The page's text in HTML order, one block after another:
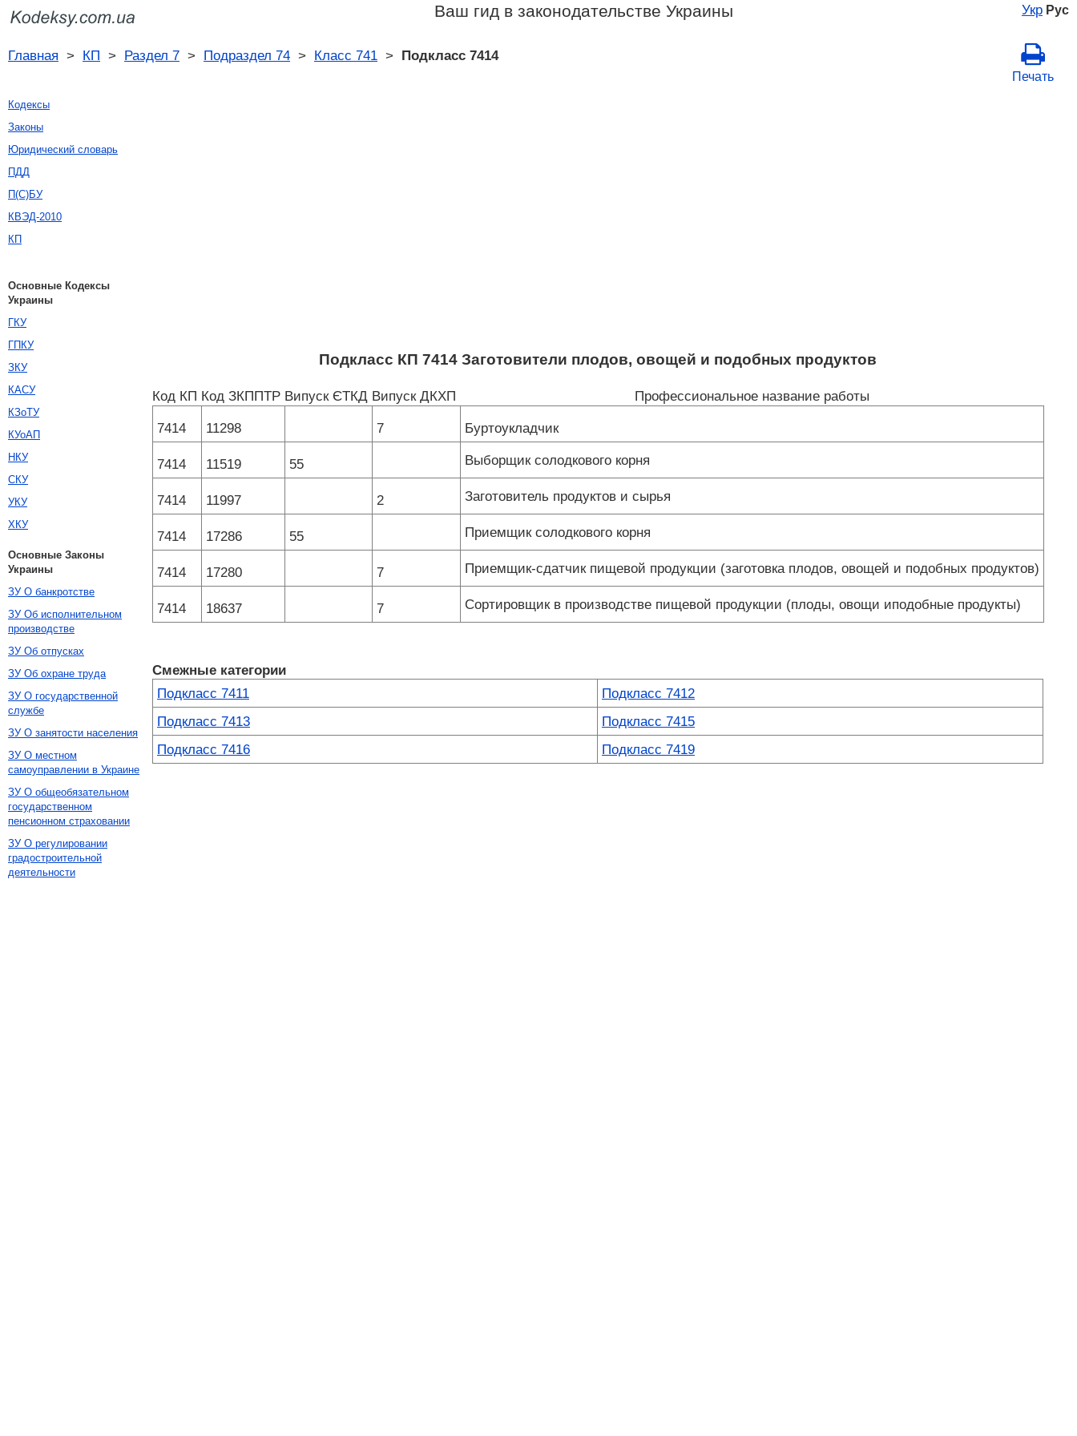
Укр Рус
Ваш гид в законодательстве Украины
Главная > КП > Раздел 7 > Подраздел 74 > Класс 741 > Подкласс 7414
Печать
Подкласс КП 7414 Заготовители плодов, овощей и подобных продуктов
Код КП Код ЗКППТР Випуск ЄТКД Випуск ДКХП
Профессиональное название работы
7414
11298 7 Буртоукладчик
7414 11519 55 Выборщик солодкового корня
7414 11997 2 Заготовитель продуктов и сырья
7414 17286 55 Приемщик солодкового корня
7414 17280 7 Приемщик-сдатчик пищевой продукции (заготовка плодов, овощей и подобных продуктов)
7414 18637 7 Сортировщик в производстве пищевой продукции (плоды, овощи иподобные продукты)
Смежные категории
Подкласс 7411
Подкласс 7412
Подкласс 7413
Подкласс 7415
Подкласс 7416
Подкласс 7419
Кодексы
Законы
Юридический словарь
ПДД
П(С)БУ
КВЭД-2010
КП
Основные Кодексы
Украины
ГКУ
ГПКУ
ЗКУ
КАСУ
КЗоТУ
КУоАП
НКУ
СКУ
УКУ
ХКУ
Основные Законы
Украины
ЗУ О банкротстве
ЗУ Об исполнительном
производстве
ЗУ Об отпусках
ЗУ Об охране труда
ЗУ О государственной
службе
ЗУ О занятости населения
ЗУ О местном
самоуправлении в Украине
ЗУ О общеобязательном
государственном
пенсионном страховании
ЗУ О регулировании
градостроительной
деятельности